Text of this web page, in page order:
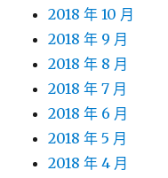
2018 年 10 月
2018 年 9 月
2018 年 8 月
2018 年 7 月
2018 年 6 月
2018 年 5 月
2018 年 4 月